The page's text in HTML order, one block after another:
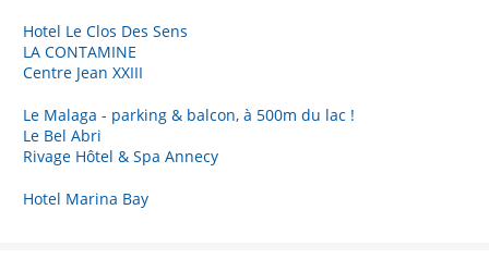
Hotel Le Clos Des Sens
LA CONTAMINE
Centre Jean XXIII
Le Malaga - parking & balcon, à 500m du lac !
Le Bel Abri
Rivage Hôtel & Spa Annecy
Hotel Marina Bay